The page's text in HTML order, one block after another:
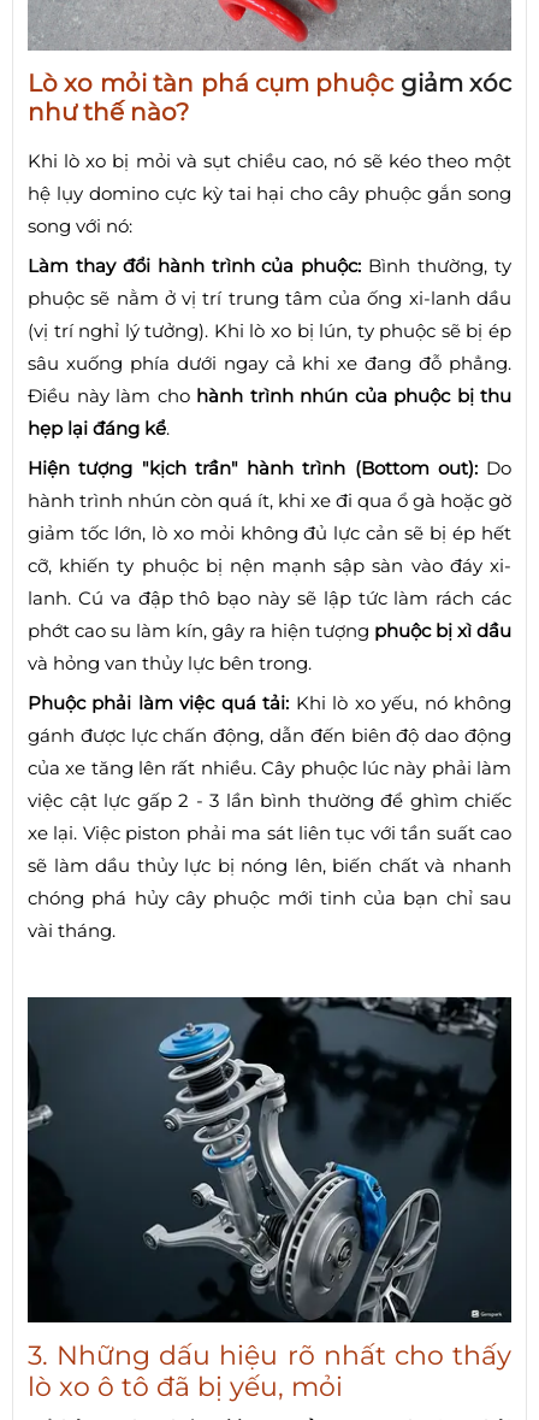
Lò xo mỏi tàn phá cụm phuộc giảm xóc
như thế nào?
Khi lò xo bị mỏi và sụt chiều cao, nó sẽ kéo theo một
hệ lụy domino cực kỳ tai hại cho cây phuộc gắn song
song với nó:
Làm thay đổi hành trình của phuộc: Bình thường, ty
phuộc sẽ nằm ở vị trí trung tâm của ống xi-lanh dầu
(vị trí nghỉ lý tưởng). Khi lò xo bị lún, ty phuộc sẽ bị ép
sâu xuống phía dưới ngay cả khi xe đang đỗ phẳng.
Điều này làm cho hành trình nhún của phuộc bị thu
hẹp lại đáng kể.
Hiện tượng "kịch trần" hành trình (Bottom out):Do
hành trình nhún còn quá ít, khi xe đi qua ổ gà hoặc gờ
giảm tốc lớn, lò xo mỏi không đủ lực cản sẽ bị ép hết
cỡ, khiến ty phuộc bị nện mạnh sập sàn vào đáy xi-
lanh. Cú va đập thô bạo này sẽ lập tức làm rách các
phớt cao su làm kín, gây ra hiện tượng phuộc bị xì dầu
và hỏng van thủy lực bên trong.
Phuộc phải làm việc quá tải: Khi lò xo yếu, nó không
gánh được lực chấn động, dẫn đến biên độ dao động
của xe tăng lên rất nhiều. Cây phuộc lúc này phải làm
việc cật lực gấp 2 - 3 lần bình thường để ghìm chiếc
xe lại. Việc piston phải ma sát liên tục với tần suất cao
sẽ làm dầu thủy lực bị nóng lên, biến chất và nhanh
chóng phá hủy cây phuộc mới tinh của bạn chỉ sau
vài tháng.
3. Những dấu hiệu rõ nhất cho thấy
lò xo ô tô đã bị yếu, mỏi